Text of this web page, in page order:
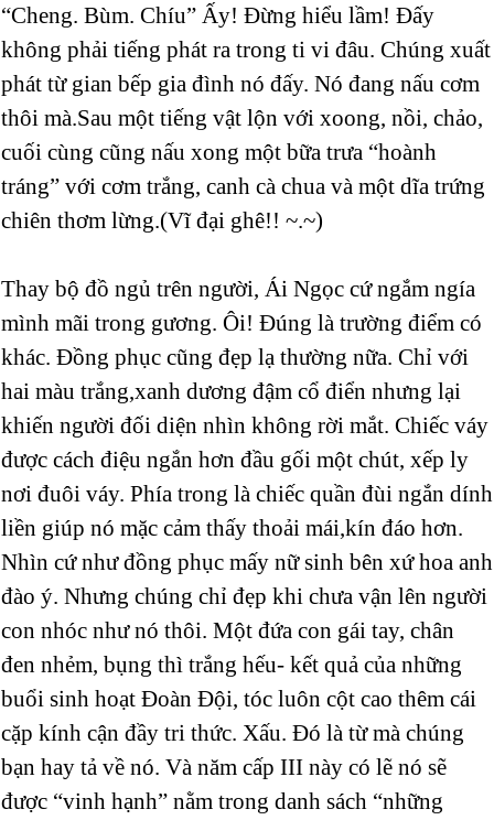
“Cheng. Bùm. Chíu” Ấy! Đừng hiểu lầm! Đấy
không phải tiếng phát ra trong ti vi đâu. Chúng xuất
phát từ gian bếp gia đình nó đấy. Nó đang nấu cơm
thôi mà.Sau một tiếng vật lộn với xoong, nồi, chảo,
cuối cùng cũng nấu xong một bữa trưa “hoành
tráng” với cơm trắng, canh cà chua và một dĩa trứng
chiên thơm lừng.(Vĩ đại ghê!! ~.~)
Thay bộ đồ ngủ trên người, Ái Ngọc cứ ngắm ngía
mình mãi trong gương. Ôi! Đúng là trường điểm có
khác. Đồng phục cũng đẹp lạ thường nữa. Chỉ với
hai màu trắng,xanh dương đậm cổ điển nhưng lại
khiến người đối diện nhìn không rời mắt. Chiếc váy
được cách điệu ngắn hơn đầu gối một chút, xếp ly
nơi đuôi váy. Phía trong là chiếc quần đùi ngắn dính
liền giúp nó mặc cảm thấy thoải mái,kín đáo hơn.
Nhìn cứ như đồng phục mấy nữ sinh bên xứ hoa anh
đào ý. Nhưng chúng chỉ đẹp khi chưa vận lên người
con nhóc như nó thôi. Một đứa con gái tay, chân
đen nhẻm, bụng thì trắng hếu- kết quả của những
buổi sinh hoạt Đoàn Đội, tóc luôn cột cao thêm cái
cặp kính cận đầy tri thức. Xấu. Đó là từ mà chúng
bạn hay tả về nó. Và năm cấp III này có lẽ nó sẽ
được “vinh hạnh” nằm trong danh sách “những